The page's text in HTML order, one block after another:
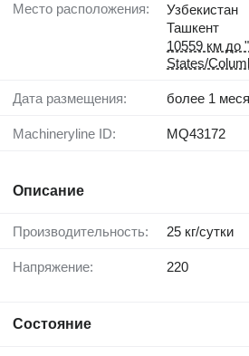
Место расположения:
Узбекистан
Ташкент
10559 км до
States/
Дата размещения: более 1
Machineryline ID: MQ43172
Описание
Производительность: 25 кг/сутки
Напряжение: 220
Состояние